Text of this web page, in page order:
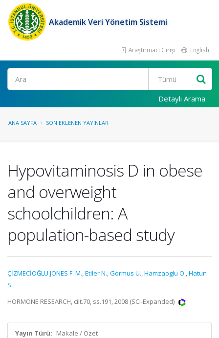
Akademik Veri Yönetim Sistemi
Araştırmacı Girişi English
Ara
Detaylı Arama
ANA SAYFA SON EKLENEN YAYINLAR
Hypovitaminosis D in obese
and overweight
schoolchildren: A
population-based study
ÇİZMECİOĞLU JONES F. M.,Etiler N.,Gormus U.,Hamzaoglu O.,Hatun
S.
HORMONE RESEARCH, cilt.70, ss.191, 2008 (SCI-Expanded)
Yayın Türü: Makale / Özet